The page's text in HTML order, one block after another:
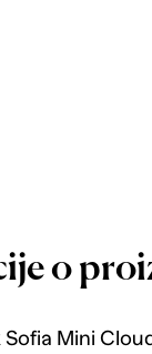
o
Sofia Mini